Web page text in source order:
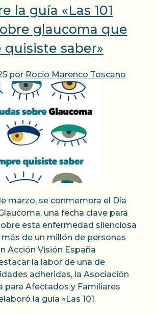
la guía «Las 101
glaucoma que
quisiste saber»
por Rocio Marenco Toscano
marzo, se conmemora el Día
una fecha clave para
esta enfermedad silenciosa
de un millón de personas
Acción Visión España
la labor de una de
adheridas, la Asociación
para Afectados y Familiares
la guía «Las 101